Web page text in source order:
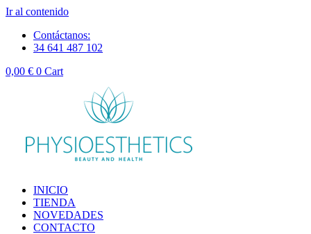
Ir al contenido
Contáctanos:
34 641 487 102
0,00 € 0 Cart
INICIO
TIENDA
NOVEDADES
CONTACTO